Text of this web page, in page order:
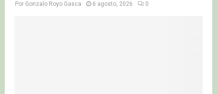
Por Gonzalo Royo Gasca 6 agosto, 2026 0